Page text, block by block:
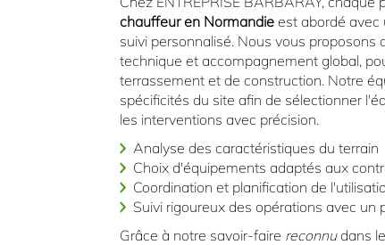
chauffeur en Normandie est abordé avec
suivi personnalisé. Nous vous
technique et accompagnement global,
terrassement et de construction. Notre
spécificités du site afin de sélectionner
les interventions avec précision.
Analyse des caractéristiques du terrain
Choix d'équipements adaptés aux
Coordination et planification de
Suivi rigoureux des opérations avec un
Grâce à notre savoir-faire reconnudans